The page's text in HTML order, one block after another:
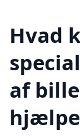
Hvad
af